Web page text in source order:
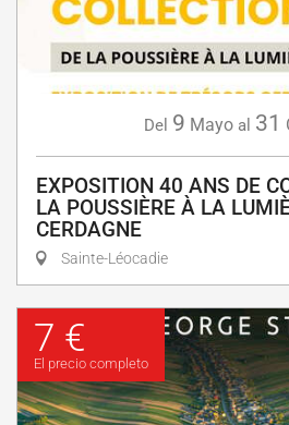
Del 9 Mayo al 31
EXPOSITION 40 ANS DE
LA POUSSIÈRE À LA
CERDAGNE
Sainte-Léocadie
7 €
El precio completo